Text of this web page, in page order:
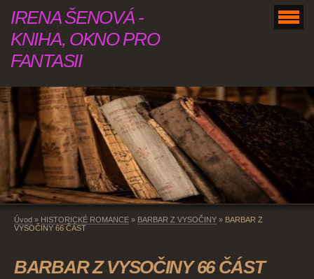
IRENA ŠENOVÁ -
KNIHA, OKNO PRO
FANTASII
Úvod » HISTORICKÉ ROMANCE » BARBAR Z VYSOČINY » BARBAR Z
VYSOČINY 66 ČÁST
BARBAR Z VYSOČINY 66 ČÁST